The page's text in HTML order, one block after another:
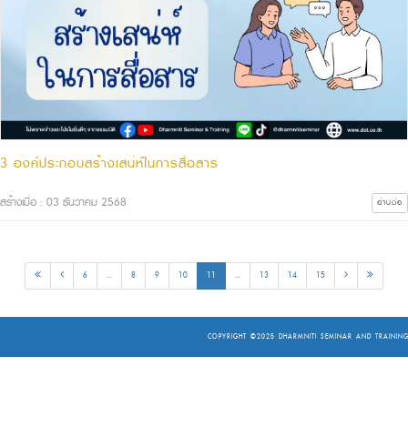
3 องค์ประกอบสร้างเสน่ห์ในการสื่อสาร
สร้างเมื่อ : 03 ธันวาคม 2568 อ่านต่อ
6 ... 8 9 10 11 ... 13 14 15
COPYRIGHT ©2025 DHARMNITI SEMINAR AND